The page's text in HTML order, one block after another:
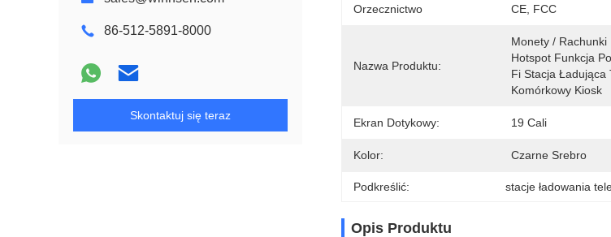
86-512-5891-8000
Skontaktuj się teraz
Orzecznictwo CE, FCC
Nazwa Produktu:
Monety / Rachunki
Hotspot Funkcja
Fi Stacja Ładująca
Komórkowy Kiosk
Ekran Dotykowy: 19 Cali
Kolor: Czarne Srebro
Podkreślić: stacje ładowania
Opis Produktu